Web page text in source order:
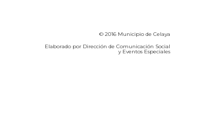
© 2016 Municipio de Celaya
Elaborado por Dirección de Comunicación Social
y Eventos Especiales